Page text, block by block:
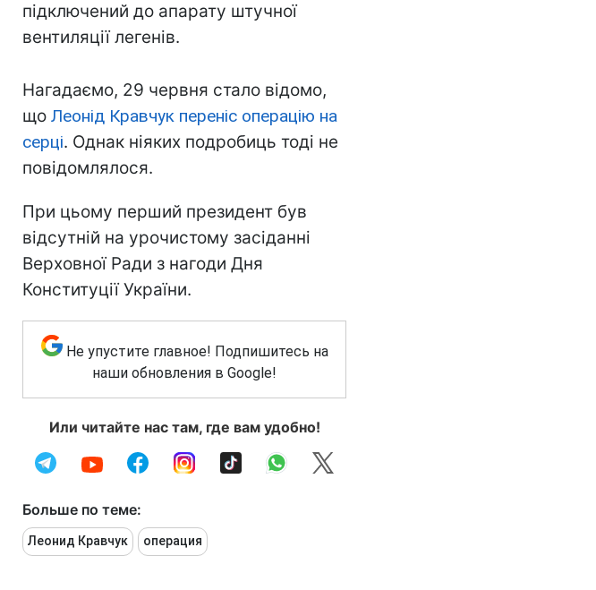
підключений до апарату штучної
вентиляції легенів.
Нагадаємо, 29 червня стало відомо,
що Леонід Кравчук переніс операцію на
серці. Однак ніяких подробиць тоді не
повідомлялося.
При цьому перший президент був
відсутній на урочистому засіданні
Верховної Ради з нагоди Дня
Конституції України.
Не упустите главное! Подпишитесь на
наши обновления в Google!
Или читайте нас там, где вам удобно!
Больше по теме:
Леонид Кравчук операция